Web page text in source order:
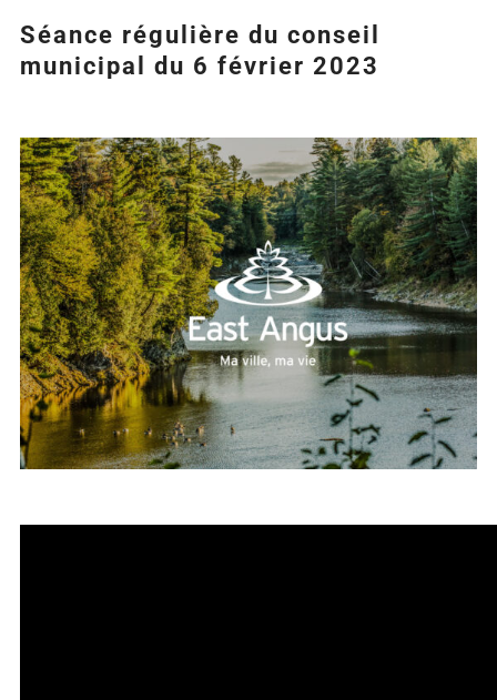
Séance régulière du conseil
municipal du 6 février 2023
Agrandir
l&apos;image